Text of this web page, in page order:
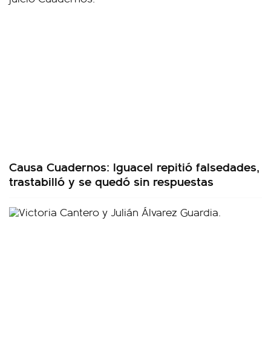
Causa Cuadernos: Iguacel repitió falsedades,
trastabilló y se quedó sin respuestas